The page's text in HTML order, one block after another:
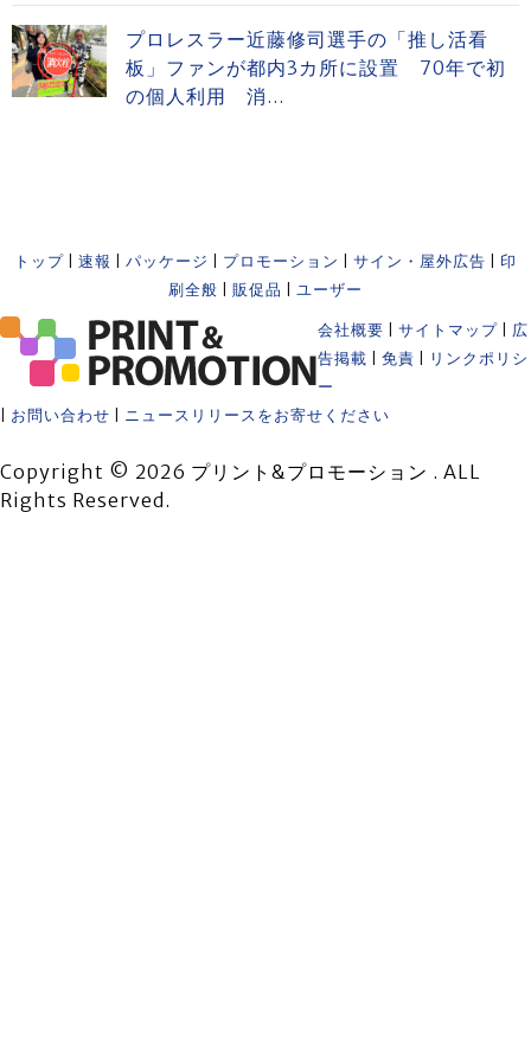
プロレスラー近藤修司選手の「推し活看
板」ファンが都内3カ所に設置 70年で初
の個人利用 消...
トップ 速報 パッケージ プロモーション サイン・屋外広告
印
刷全般
販促品 ユーザー
会社概要 サイトマップ
広
告掲載
免責
リンクポリシ
ー
お問い合わせ ニュースリリースをお寄せください
Copyright © 2026 プリント&プロモーション . ALL
Rights Reserved.